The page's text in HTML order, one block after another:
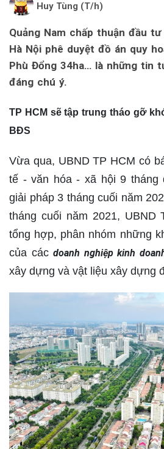
Huy Tùng (T/h)
Quảng Nam chấp thuận đầu
Hà Nội phê duyệt đồ án quy
Phù Đổng 34ha… là những tin
đáng chú ý.
TP HCM sẽ tập trung tháo gỡ
BĐS
Vừa qua, UBND TP HCM có
tế - văn hóa - xã hội 9 tháng
giải pháp 3 tháng cuối năm
tháng cuối năm 2021, UBND
tổng hợp, phân nhóm những
của các doanh nghiệp kinh
xây dựng và vật liệu xây dựng